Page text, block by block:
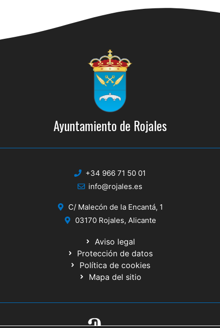
Ayuntamiento de Rojales
+34 966 71 50 01
info@rojales.es
C/ Malecón de la Encantá, 1
03170 Rojales, Alicante
Aviso legal
Protección de datos
Política de cookies
Mapa del sitio